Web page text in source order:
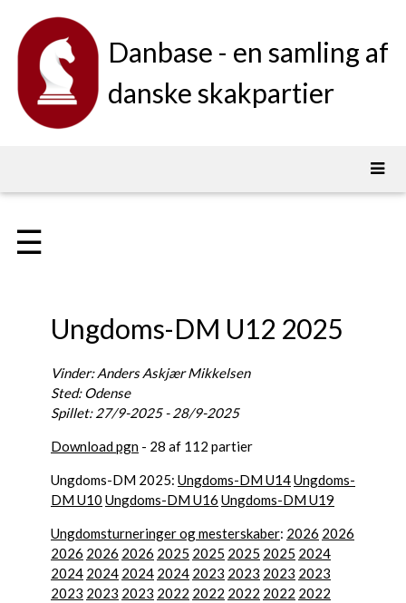
Danbase - en samling af
danske skakpartier
☰
Ungdoms-DM U12 2025
Vinder: Anders Askjær Mikkelsen
Sted: Odense
Spillet: 27/9-2025 - 28/9-2025
Download pgn - 28 af 112 partier
Ungdoms-DM 2025: Ungdoms-DM U14Ungdoms-
DM U10 Ungdoms-DM U16 Ungdoms-DM U19
Ungdomsturneringer og mesterskaber: 2026 2026
2026 2026 2026 2025 2025 2025 2025 2024
2024 2024 2024 2024 2023 2023 2023 2023
2023 2023 2023 2022 2022 2022 2022 2022